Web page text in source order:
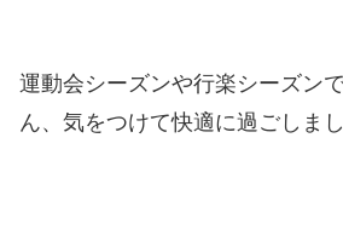
運動会シーズンや行楽シーズン
ん、気をつけて快適に過ごしまし